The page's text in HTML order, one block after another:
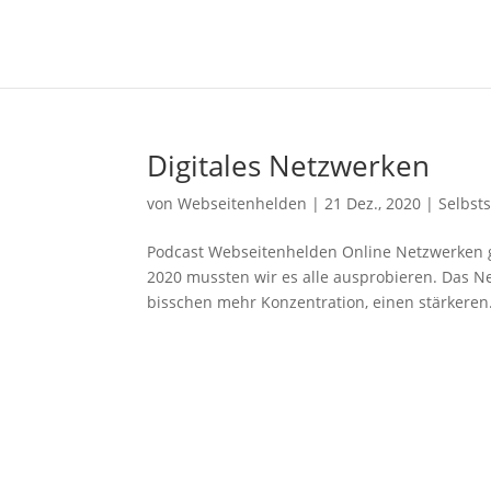
Digitales Netzwerken
vonWebseitenhelden |21 Dez., 2020 |
Podcast Webseitenhelden Online
2020 mussten wir es alle ausprobieren. Das
bisschen mehr Konzentration, einen